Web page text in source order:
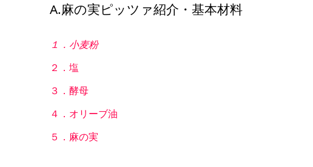
A.麻の実ピッツァ紹介・基本材料
１．小麦粉
２．塩
３．酵母
４．オリーブ油
５．麻の実